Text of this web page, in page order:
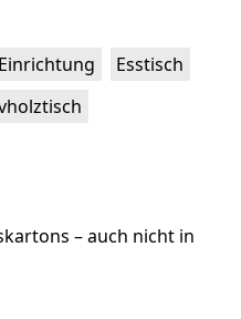
Einrichtung Esstisch
– auch nicht in